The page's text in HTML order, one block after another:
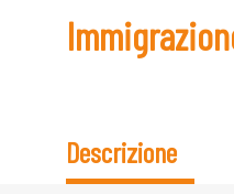
Descrizione